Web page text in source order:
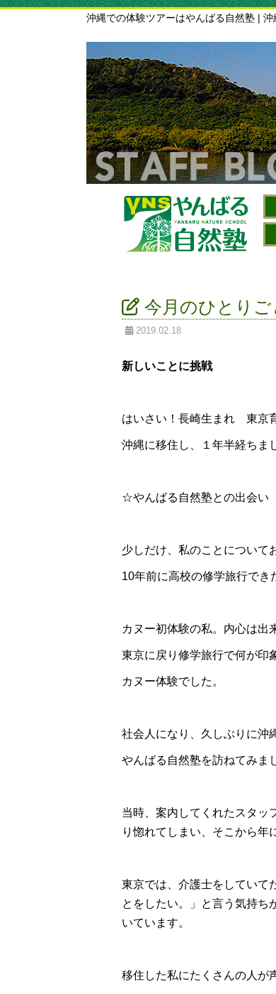
沖縄での体験ツアーはやんばる自然塾 |
今月のひとりご
2019.02.18
新しいことに挑戦
はいさい！長崎生まれ 東京
沖縄に移住し、１年半経ちま
☆やんばる自然塾との出会い
少しだけ、私のことについて
10年前に高校の修学旅行でき
カヌー初体験の私。内心は出
東京に戻り修学旅行で何が印
カヌー体験でした。
社会人になり、久しぶりに沖
やんばる自然塾を訪ねてみま
当時、案内してくれたスタッ
り惚れてしまい、そこから年
東京では、介護士をしていて
とをしたい。」と言う気持ち
いています。
移住した私にたくさんの人が